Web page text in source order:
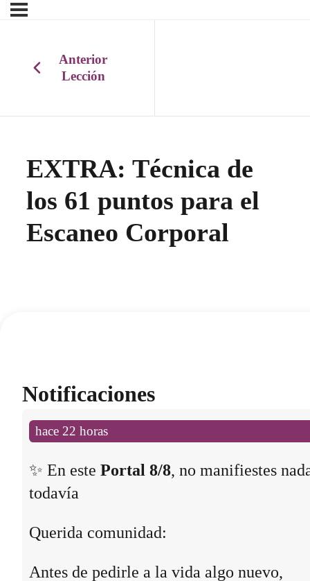
Anterior
Lección
EXTRA: Técnica de
los 61 puntos para el
Escaneo Corporal
Notificaciones
hace 22 horas
✨ En este Portal 8/8, no manifiestes
todavía
Querida comunidad:
Antes de pedirle a la vida algo nuevo,